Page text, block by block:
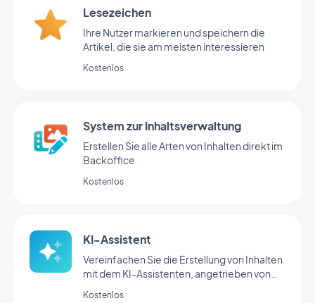
Lesezeichen
Ihre Nutzer markieren und speichern die
Artikel, die sie am meisten interessieren
Kostenlos
System zur Inhaltsverwaltung
Erstellen Sie alle Arten von Inhalten direkt im
Backoffice
Kostenlos
KI-Assistent
Vereinfachen Sie die Erstellung von Inhalten
mit dem KI-Assistenten, angetrieben von
Kostenlos